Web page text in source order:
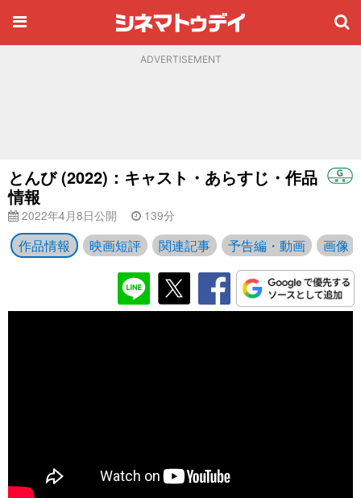
ADVERTISEMENT
とんび (2022)：キャスト・あらすじ・作品
情報
2022年4月8日公開 139分
作品情報 映画短評 関連記事 予告編・動画 画像